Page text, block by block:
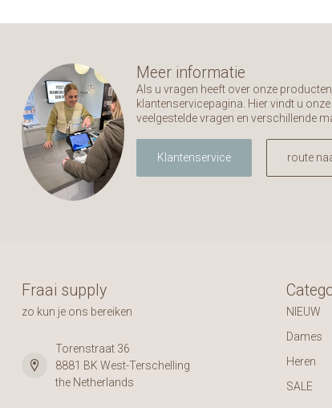
Meer informatie
Als u vragen heeft over onze
klantenservicepagina. Hier vindt u
veelgestelde vragen en verschillende
Klantenservice route
Fraai supply
zo kun je ons bereiken
Torenstraat 36
8881 BK West-Terschelling
the Netherlands
NIEUW
Dames
Heren
SALE